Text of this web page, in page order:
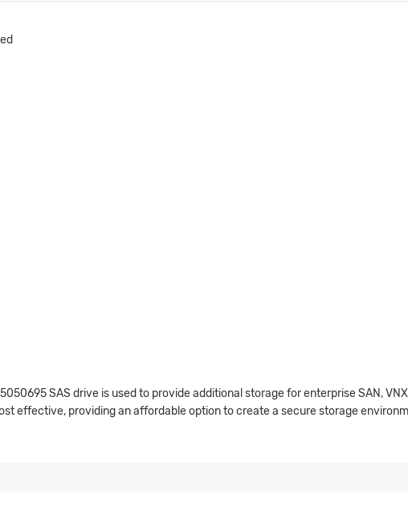
SAS drive is used to provide additional storage for enterprise SAN,
effective, providing an affordable option to create a secure storage